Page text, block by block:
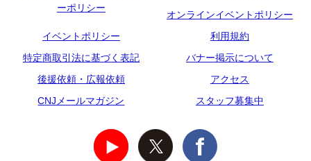
ーポリシー
オンラインイベントポリシー
イベントポリシー
利用規約
特定商取引法に基づく表記
バナー掲示について
後援依頼・広報依頼
アクセス
CNJメールマガジン
スタッフ募集中